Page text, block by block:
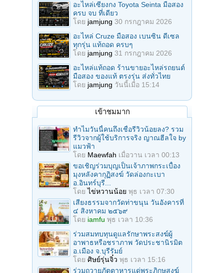
อะไหล่เซียงกง Toyota Seinta มือสอง
ครบ จบ ที่เดียว
โดย jamjung 30 กรกฎาคม 2026
อะไหล่ Cruze มือสอง เบนซิน ดีเซล
ทุกรุ่น แท้ถอด ครบๆ
โดย jamjung 31 กรกฎาคม 2026
อะไหล่แท้ถอด ร้านขายอะไหล่รถยนต์
มือสอง ของแท้ ตรงรุ่น ส่งทั่วไทย
โดย jamjung วันนี้เมื่อ 15:14
เข้าชมมาก
ทำไมวันนี้คนถึงเชื่อรีวิวน้อยลง? รวม
รีวิวจากผู้ใช้บริการจริง ญาณฮีลใจ by
แมวฟ้า
โดย Maewfah เมื่อวาน เวลา 00:13
ขอเชิญร่วมบุญเป็นเจ้าภาพกระเบื้อง
มุงหลังคากุฏิสงฆ์ วัดล่องกะเบา
อ.อินทร์บุรี...
โดยไข่หวานน้อย พุธ เวลา 07:30
เสียงธรรมจากวัดท่าขนุน วันอังคารที่
๔ สิงหาคม ๒๕๖๙
โดย iamfu พุธ เวลา 10:36
ร่วมสมทบทุนดูแลรักษาพระสงฆ์ผู้
อาพาธหรือชราภาพ วัดประชานิรมิต
อ.เมือง จ.บุรีรัมย์
โดย ศิษย์รุ่นจิ๋ว พุธ เวลา 15:16
ร่วมถวายภัตตาหารแด่พระภิกษุสงฆ์